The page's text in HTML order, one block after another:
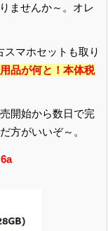
ませんか～。オレ
マホセットも取り
品が何と！本体税
開始から数日で完
方がいいぞ～。